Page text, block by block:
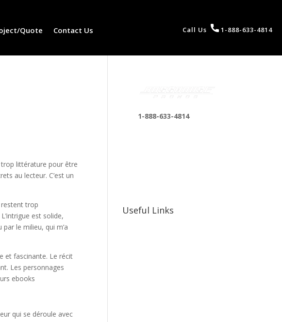
Quote Contact Us Call Us 1-888-633-4814
littérature pour être
au lecteur. C’est un
restent trop
est solide,
le milieu, qui m’a
et fascinante. Le récit
Les personnages
ebooks
qui se déroule avec
1-888-633-4814
Useful Links